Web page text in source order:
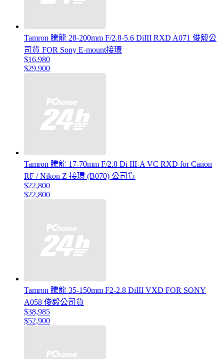
Tamron 騰龍 28-200mm F/2.8-5.6 DiIII RXD A071 俊毅公
司貨 FOR Sony E-mount接環
$16,980
$29,900
Tamron 騰龍 17-70mm F/2.8 Di III-A VC RXD for Canon
RF / Nikon Z 接環 (B070) 公司貨
$22,800
$22,800
Tamron 騰龍 35-150mm F2-2.8 DiIII VXD FOR SONY
A058 俊毅公司貨
$38,985
$52,900